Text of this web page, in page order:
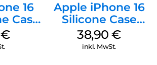
16
Case
€
Apple iPhone 16
Silicone Case
MagSafe
Ultramarine
38,90€
inkl. MwSt.